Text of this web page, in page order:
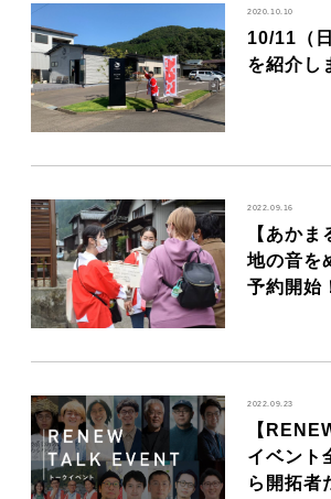
2020.10.10
10/11（
を紹介し
2022.09.16
【あか
地の音を
予約開始
2022.09.23
【
イベント
ら開拓者